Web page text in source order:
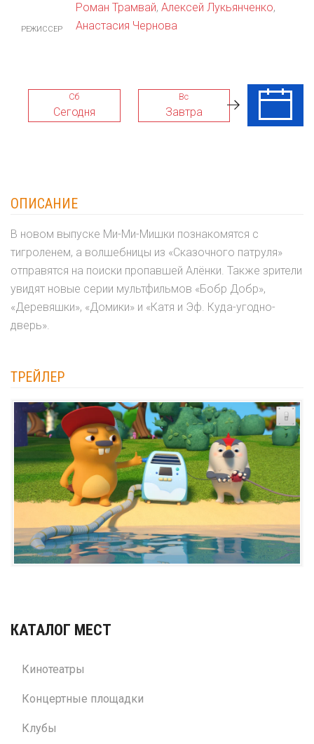
РЕЖИССЕР
Роман Трамвай, Алексей Лукьянченко,
Анастасия Чернова
Сб
Сегодня
Вс
Завтра
Пн
ОПИСАНИЕ
В новом выпуске Ми-Ми-Мишки познакомятся с
тигроленем, а волшебницы из «Сказочного патруля»
отправятся на поиски пропавшей Алёнки. Также зрители
увидят новые серии мультфильмов «Бобр Добр»,
«Деревяшки», «Домики» и «Катя и Эф. Куда-угодно-
дверь».
ТРЕЙЛЕР
КАТАЛОГ МЕСТ
Кинотеатры
Концертные площадки
Клубы